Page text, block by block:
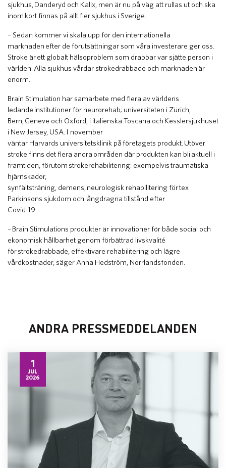
sjukhus, Danderyd och Kalix, men är nu på väg att rullas ut och ska
inom kort finnas på allt fler sjukhus i Sverige.
– Sedan kommer vi skala upp för den internationella
marknaden efter de förutsättningar som våra investerare ger oss.
Stroke är ett globalt hälsoproblem som drabbar var sjätte person i
världen. Alla sjukhus vårdar strokedrabbade och marknaden är
enorm.
Brain Stimulation har samarbete med flera av världens
ledande institutioner för neurorehab; universiteten i Zürich,
Bern, Geneve och Oxford, i italienska Toscana och Kesslersjukhuset
i New Jersey, USA. I november
väntar Harvards universitetsklinik på företagets produkt. Utöver
stroke finns det flera andra områden där produkten kan bli aktuell i
framtiden, förutom strokerehabilitering: exempelvis traumatiska
hjärnskador,
synfältsträning, demens, neurologisk rehabilitering för tex
Parkinsons sjukdom och långdragna tillstånd efter
Covid-19.
– Brain Stimulations produkter är innovationer för både social och
ekonomisk hållbarhet genom förbättrad livskvalité
för strokedrabbade, effektivare rehabilitering och lägre
vårdkostnader, säger Anna Hedström, Norrlandsfonden.
ANDRA PRESSMEDDELANDEN
1
JUL
2026